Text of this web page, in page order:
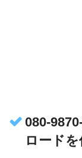
080-
ロード